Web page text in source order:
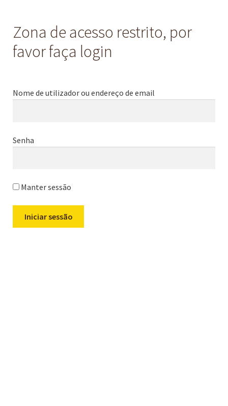
Zona de acesso restrito, por
favor faça login
Nome de utilizador ou endereço de email
Senha
Manter sessão